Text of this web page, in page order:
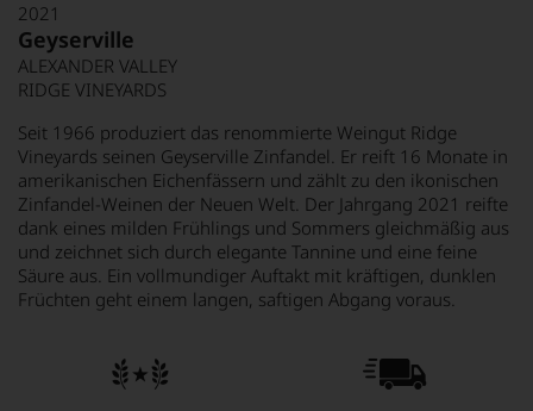
2021
Geyserville
ALEXANDER VALLEY
RIDGE VINEYARDS
Seit 1966 produziert das renommierte Weingut Ridge
Vineyards seinen Geyserville Zinfandel. Er reift 16 Monate in
amerikanischen Eichenfässern und zählt zu den ikonischen
Zinfandel-Weinen der Neuen Welt. Der Jahrgang 2021 reifte
dank eines milden Frühlings und Sommers gleichmäßig aus
und zeichnet sich durch elegante Tannine und eine feine
Säure aus. Ein vollmundiger Auftakt mit kräftigen, dunklen
Früchten geht einem langen, saftigen Abgang voraus.